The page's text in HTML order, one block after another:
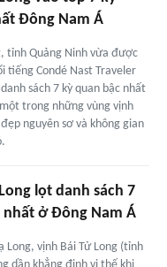
Đông Nam Á
tỉnh Quảng Ninh vừa được
tiếng Condé Nast Traveler
sách 7 kỳ quan bậc nhất
trong những vùng vịnh
nguyên sơ và không gian
lọt danh sách 7
nhất ở Đông Nam Á
Long, vịnh Bái Tử Long (tỉnh
dần khẳng định vị thế khi